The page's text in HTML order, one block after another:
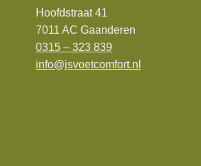
Hoofdstraat 41
7011 AC Gaanderen
0315 – 323 839
info@jsvoetcomfort.nl